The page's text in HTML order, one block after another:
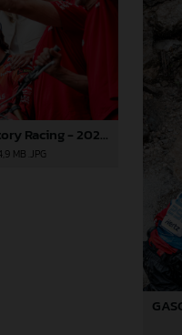
GASGAS Factory Racing - 2024 FIM TrialGP World Championship - Round 3, Italy
MB .JPG